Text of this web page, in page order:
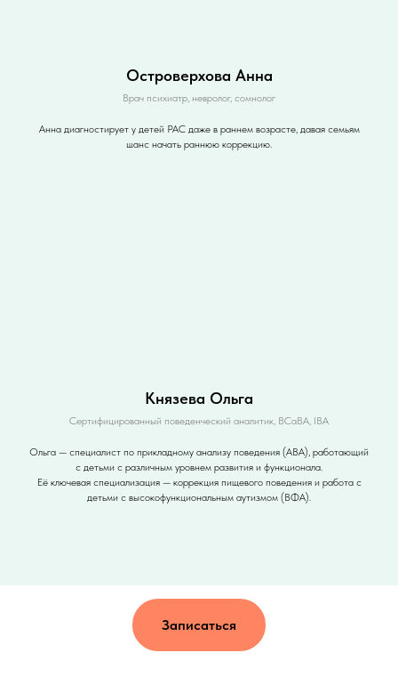
Островерхова Анна
Врач психиатр, невролог, сомнолог
Анна диагностирует у детей РАС даже в раннем возрасте, давая семьям
шанс начать раннюю коррекцию.
Князева Ольга
Сертифицированный поведенческий аналитик, ВСаВА, IВА
Ольга — специалист по прикладному анализу поведения (ABA), работающий
с детьми с различным уровнем развития и функционала.
Её ключевая специализация — коррекция пищевого поведения и работа с
детьми с высокофункциональным аутизмом (ВФА).
Записаться